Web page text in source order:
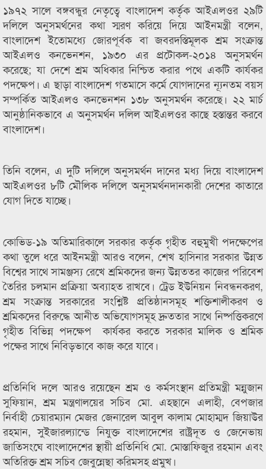
১৯৭২ সালে বঙ্গবন্ধুর নেতৃত্বে বাংলাদেশ কর্তৃক আইএলওর ২৯টি
দলিলে অনুসমর্থনের কথা স্মরণ করিয়ে দিয়ে আইনমন্ত্রী বলেন,
বাংলাদেশ ইতোমধ্যে জোরপূর্বক বা জবরদস্তিমূলক শ্রম সংক্রান্ত
আইএলও কনভেনশন, ১৯৩০ এর প্রটোকল-২০১৪ অনুসমর্থন
করেছে; যা দেশে শ্রম অধিকার নিশ্চিত করার পথে একটি কার্যকর
পদক্ষেপ। এ ছাড়া বাংলাদেশ গতমাসে কর্মে যোগদানের ন্যূনতম বয়স
সম্পর্কিত আইএলও কনভেনশন ১৩৮ অনুসমর্থন করেছে। ২২ মার্চ
আনুষ্ঠানিকভাবে এ অনুসমর্থন দলিল আইএলওর কাছে হস্তান্তর করবে
বাংলাদেশ।
তিনি বলেন, এ দুটি দলিলে অনুসমর্থন দানের মধ্য দিয়ে বাংলাদেশ
আইএলওর ৮টি মৌলিক দলিলে অনুসমর্থনদানকারী দেশের কাতারে
যোগ দিতে যাচ্ছে।
কোভিড-১৯ অতিমারিকালে সরকার কর্তৃক গৃহীত বহুমুখী পদক্ষেপের
কথা তুলে ধরে আইনমন্ত্রী আরও বলেন, শেখ হাসিনার সরকার উন্নত
বিশ্বের সাথে সামঞ্জস্য রেখে শ্রমিকদের জন্য উন্নততর কাজের পরিবেশ
তৈরির চলমান প্রক্রিয়া অব্যাহত রাখবে। ট্রেড ইউনিয়ন নিবন্ধনকরণ,
শ্রম সংক্রান্ত সরকারের সংশ্লিষ্ট প্রতিষ্ঠানসমূহ শক্তিশালীকরণ ও
শ্রমিকদের বিরুদ্ধে আনীত অভিযোগসমূহ দ্রুততার সাথে নিষ্পত্তিকরণে
গৃহীত বিভিন্ন পদক্ষেপ কার্যকর করতে সরকার মালিক ও শ্রমিক
পক্ষের সাথে নিবিড়ভাবে কাজ করে যাবে।
প্রতিনিধি দলে আরও রয়েছেন শ্রম ও কর্মসংস্থান প্রতিমন্ত্রী মন্নুজান
সুফিয়ান, শ্রম মন্ত্রণালয়ের সচিব মো. এহছানে এলাহী, বেপজার
নির্বাহী চেয়ারম্যান মেজর জেনারেল আবুল কালাম মোহাম্মদ জিয়াউর
রহমান, সুইজারল্যান্ডে নিযুক্ত বাংলাদেশের রাষ্ট্রদূত ও জেনেভায়
জাতিসংঘে বাংলাদেশের স্থায়ী প্রতিনিধি মো. মোস্তাফিজুর রহমান এবং
অতিরিক্ত শ্রম সচিব জেবুন্নেছা করিমসহ প্রমুখ।